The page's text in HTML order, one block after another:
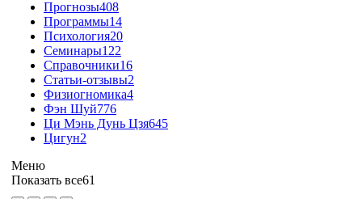
Прогнозы408
Программы14
Психология20
Семинары122
Справочники16
Статьи-отзывы2
Физиогномика4
Фэн Шуй776
Ци Мэнь Дунь Цзя645
Цигун2
Меню
Показать все61